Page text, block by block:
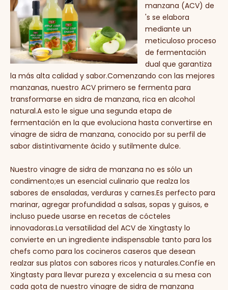
manzana (ACV) de
's se elabora
mediante un
meticuloso proceso
de fermentación
dual que garantiza
la más alta calidad y sabor.Comenzando con las mejores
manzanas, nuestro ACV primero se fermenta para
transformarse en sidra de manzana, rica en alcohol
natural.A esto le sigue una segunda etapa de
fermentación en la que evoluciona hasta convertirse en
vinagre de sidra de manzana, conocido por su perfil de
sabor distintivamente ácido y sutilmente dulce.
Nuestro vinagre de sidra de manzana no es sólo un
condimento;es un esencial culinario que realza los
sabores de ensaladas, verduras y carnes.Es perfecto para
marinar, agregar profundidad a salsas, sopas y guisos, e
incluso puede usarse en recetas de cócteles
innovadoras.La versatilidad del ACV de Xingtasty lo
convierte en un ingrediente indispensable tanto para los
chefs como para los cocineros caseros que desean
realzar sus platos con sabores ricos y naturales.Confíe en
Xingtasty para llevar pureza y excelencia a su mesa con
cada gota de nuestro vinagre de sidra de manzana